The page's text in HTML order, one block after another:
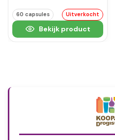
60 capsules Uitverkocht
Bekijk product